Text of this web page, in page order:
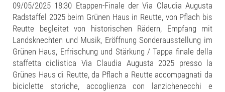
09/05/2025 18:30 Etappen-Finale der Via Claudia Augusta
Radstaffel 2025 beim Grünen Haus in Reutte, von Pflach bis
Reutte begleitet von historischen Rädern, Empfang mit
Landsknechten und Musik, Eröffnung Sonderausstellung im
Grünen Haus, Erfrischung und Stärkung / Tappa finale della
staffetta ciclistica Via Claudia Augusta 2025 presso la
Grünes Haus di Reutte, da Pflach a Reutte accompagnati da
biciclette storiche, accoglienza con lanzichenecchi e